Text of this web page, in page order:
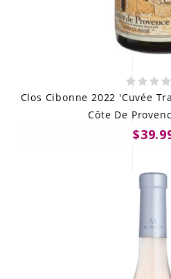
Clos Cibonne 2022 'Cuvée
Côte De